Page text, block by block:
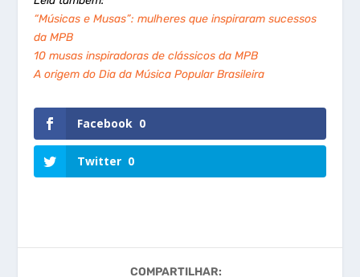
“Músicas e Musas”: mulheres que inspiraram sucessos
da MPB
10 musas inspiradoras de clássicos da MPB
A origem do Dia da Música Popular Brasileira
Facebook 0
Twitter 0
COMPARTILHAR: